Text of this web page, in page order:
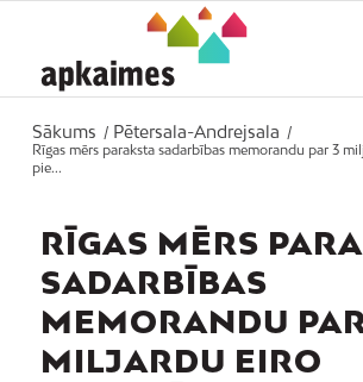
Sākums / Pētersala-Andrejsala
/
Rīgas mērs paraksta sadarbības memorandu par 3
pie...
RĪGAS MĒRS
SADARBĪBAS
MEMORANDU
MILJARDU EIRO